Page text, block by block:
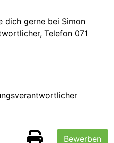
dich gerne bei Simon
Telefon 071
Bewerben